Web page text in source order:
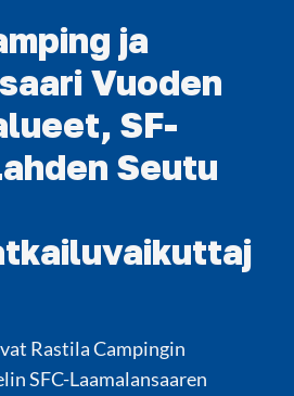
ja
Vuoden
SF-
Seutu
Rastila Campingin
SFC-Laamalansaaren